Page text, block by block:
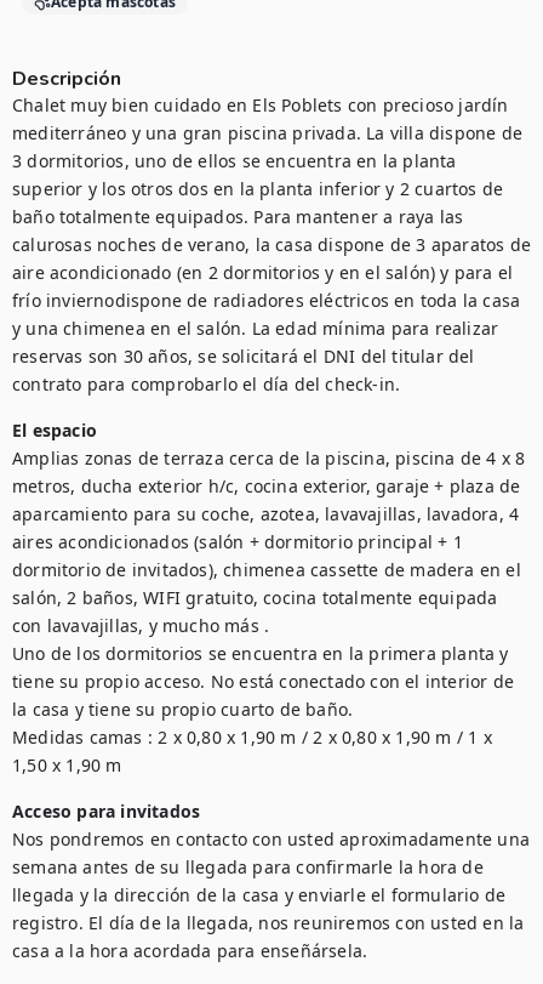
Descripción
Chalet muy bien cuidado en Els Poblets con precioso jardín
mediterráneo y una gran piscina privada. La villa dispone de
3 dormitorios, uno de ellos se encuentra en la planta
superior y los otros dos en la planta inferior y 2 cuartos de
baño totalmente equipados. Para mantener a raya las
calurosas noches de verano, la casa dispone de 3 aparatos de
aire acondicionado (en 2 dormitorios y en el salón) y para el
frío inviernodispone de radiadores eléctricos en toda la casa
y una chimenea en el salón. La edad mínima para realizar
reservas son 30 años, se solicitará el DNI del titular del
contrato para comprobarlo el día del check-in.
El espacio
Amplias zonas de terraza cerca de la piscina, piscina de 4 x 8
metros, ducha exterior h/c, cocina exterior, garaje + plaza de
aparcamiento para su coche, azotea, lavavajillas, lavadora, 4
aires acondicionados (salón + dormitorio principal + 1
dormitorio de invitados), chimenea cassette de madera en el
salón, 2 baños, WIFI gratuito, cocina totalmente equipada
con lavavajillas, y mucho más .
Uno de los dormitorios se encuentra en la primera planta y
tiene su propio acceso. No está conectado con el interior de
la casa y tiene su propio cuarto de baño.
Medidas camas : 2 x 0,80 x 1,90 m / 2 x 0,80 x 1,90 m / 1 x
1,50 x 1,90 m
Acceso para invitados
Nos pondremos en contacto con usted aproximadamente una
semana antes de su llegada para confirmarle la hora de
llegada y la dirección de la casa y enviarle el formulario de
registro. El día de la llegada, nos reuniremos con usted en la
casa a la hora acordada para enseñársela.